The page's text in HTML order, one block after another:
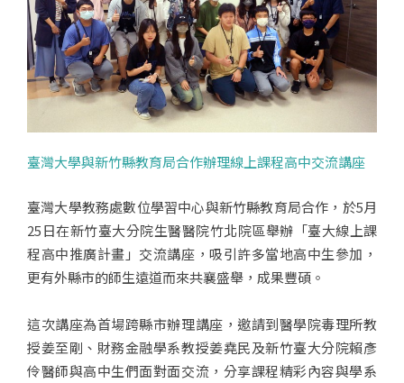
臺灣大學與新竹縣教育局合作辦理線上課程高中交流講座
臺灣大學教務處數位學習中心與新竹縣教育局合作，於5月
25日在新竹臺大分院生醫醫院竹北院區舉辦「臺大線上課
程高中推廣計畫」交流講座，吸引許多當地高中生參加，
更有外縣市的師生遠道而來共襄盛舉，成果豐碩。
這次講座為首場跨縣市辦理講座，邀請到醫學院毒理所教
授姜至剛、財務金融學系教授姜堯民及新竹臺大分院賴彥
伶醫師與高中生們面對面交流，分享課程精彩內容與學系